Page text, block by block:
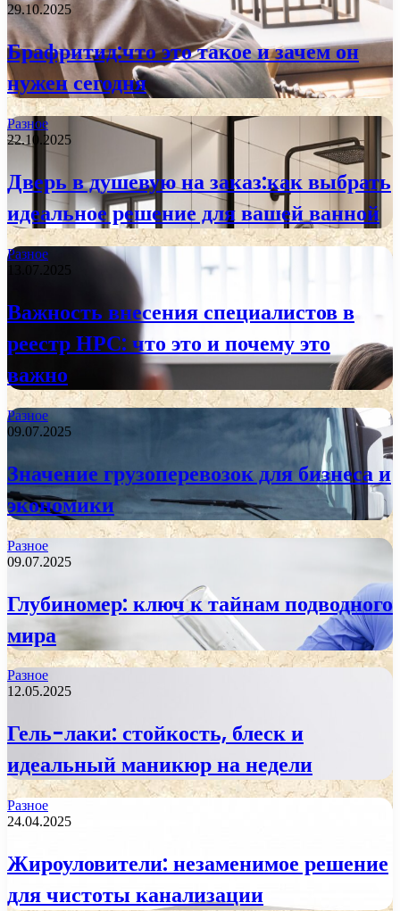
29.10.2025
Брафритид:что это такое и зачем он
нужен сегодня
Разное
22.10.2025
Дверь в душевую на заказ:как выбрать
идеальное решение для вашей ванной
Разное
13.07.2025
Важность внесения специалистов в
реестр НРС: что это и почему это
важно
Разное
09.07.2025
Значение грузоперевозок для бизнеса и
экономики
Разное
09.07.2025
Глубиномер: ключ к тайнам подводного
мира
Разное
12.05.2025
Гель-лаки: стойкость, блеск и
идеальный маникюр на недели
Разное
24.04.2025
Жироуловители: незаменимое решение
для чистоты канализации